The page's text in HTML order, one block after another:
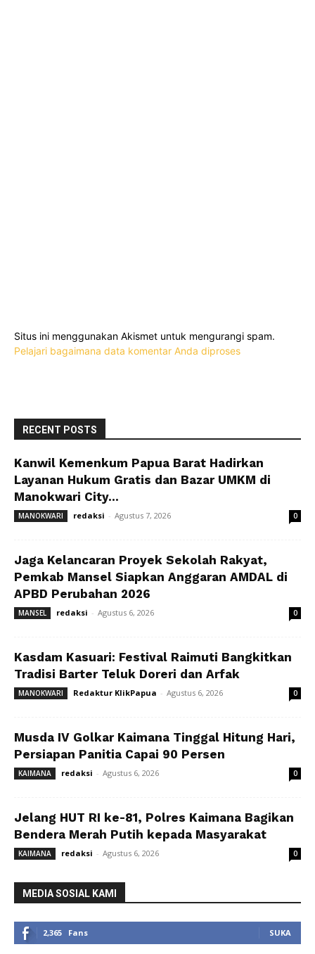
Situs ini menggunakan Akismet untuk mengurangi spam.
Pelajari bagaimana data komentar Anda diproses
RECENT POSTS
Kanwil Kemenkum Papua Barat Hadirkan
Layanan Hukum Gratis dan Bazar UMKM di
Manokwari City...
MANOKWARI redaksi - Agustus 7, 2026 0
Jaga Kelancaran Proyek Sekolah Rakyat,
Pemkab Mansel Siapkan Anggaran AMDAL di
APBD Perubahan 2026
MANSEL redaksi - Agustus 6, 2026 0
Kasdam Kasuari: Festival Raimuti Bangkitkan
Tradisi Barter Teluk Doreri dan Arfak
MANOKWARI Redaktur KlikPapua - Agustus 6, 2026 0
Musda IV Golkar Kaimana Tinggal Hitung Hari,
Persiapan Panitia Capai 90 Persen
KAIMANA redaksi - Agustus 6, 2026 0
Jelang HUT RI ke-81, Polres Kaimana Bagikan
Bendera Merah Putih kepada Masyarakat
KAIMANA redaksi - Agustus 6, 2026 0
MEDIA SOSIAL KAMI
2,365 Fans SUKA